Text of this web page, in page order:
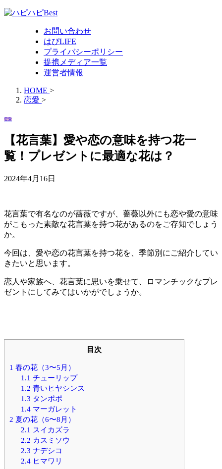
お問い合わせ
はぴLIFE
プライバシーポリシー
提携メディア一覧
運営者情報
HOME >
恋愛 >
恋愛
【花言葉】愛や恋の意味を持つ花一
覧！プレゼントに最適な花は？
2024年4月16日
花言葉で有名なのが薔薇ですが、薔薇以外にも恋や愛の意味
がこもった素敵な花言葉を持つ花があるのをご存知でしょう
か。
今回は、愛や恋の花言葉を持つ花を、季節別にご紹介してい
きたいと思います。
恋人や家族へ、花言葉に思いを乗せて、ロマンチックなプレ
ゼントにしてみてはいかがでしょうか。
目次
1 春の花（3〜5月）
1.1 チューリップ
1.2 青いヒヤシンス
1.3 タンポポ
1.4マーガレット
2 夏の花（6〜8月）
2.1 スイカズラ
2.2 カスミソウ
2.3 ナデシコ
2.4ヒマワリ